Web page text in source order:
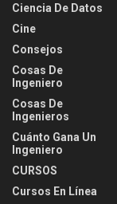
Ciencia De Datos
Cine
Consejos
Cosas De
Ingeniero
Cosas De
Ingenieros
Cuánto Gana Un
Ingeniero
CURSOS
Cursos En Línea